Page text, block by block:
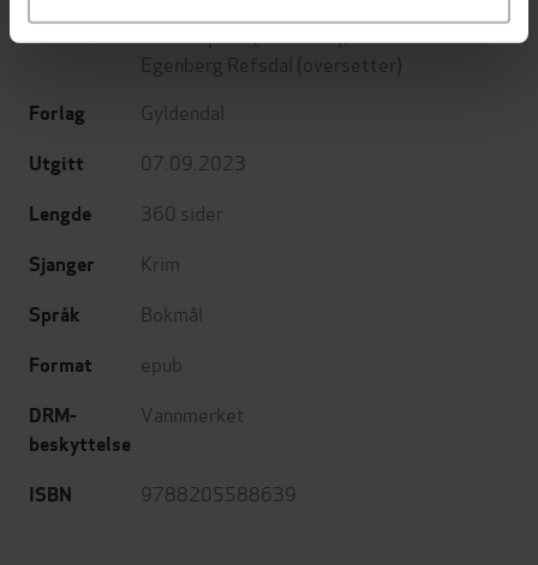
Forfattere
Egenberg Refsdal (oversetter)
Forlag Gyldendal
Utgitt 07.09.2023
Lengde 360 sider
Sjanger Krim
Språk Bokmål
Format epub
DRM-
beskyttelse
Vannmerket
ISBN 9788205588639